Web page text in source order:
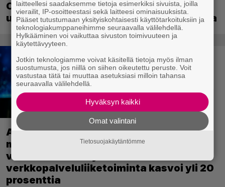
Crimson Desert sai suurpäivityksen –
uudistaa kaupankäyntiä pelimaailmassa
Aktiivisten PlayStation-käyttäjien
määrä nousi vuodentakaiseen
verrattuna – Sonyn
verkkopalveluliiketoiminta kasvoi yli 20
prosenttia
laitteellesi saadaksemme tietoja esimerkiksi sivuista, joilla
vierailit, IP-osoitteestasi sekä laitteesi ominaisuuksista.
Pääset tutustumaan yksityiskohtaisesti käyttötarkoituksiin ja
teknologiakumppaneihimme seuraavalla välilehdellä.
Hylkääminen voi vaikuttaa sivuston toimivuuteen ja
käytettävyyteen.
Jotkin teknologiamme voivat käsitellä tietoja myös ilman
suostumusta, jos niillä on siihen oikeutettu peruste. Voit
vastustaa tätä tai muuttaa asetuksiasi milloin tahansa
seuraavalla välilehdellä.
Hyväksyn kaikki
Omat valintani
Tietosuojakäytäntömme